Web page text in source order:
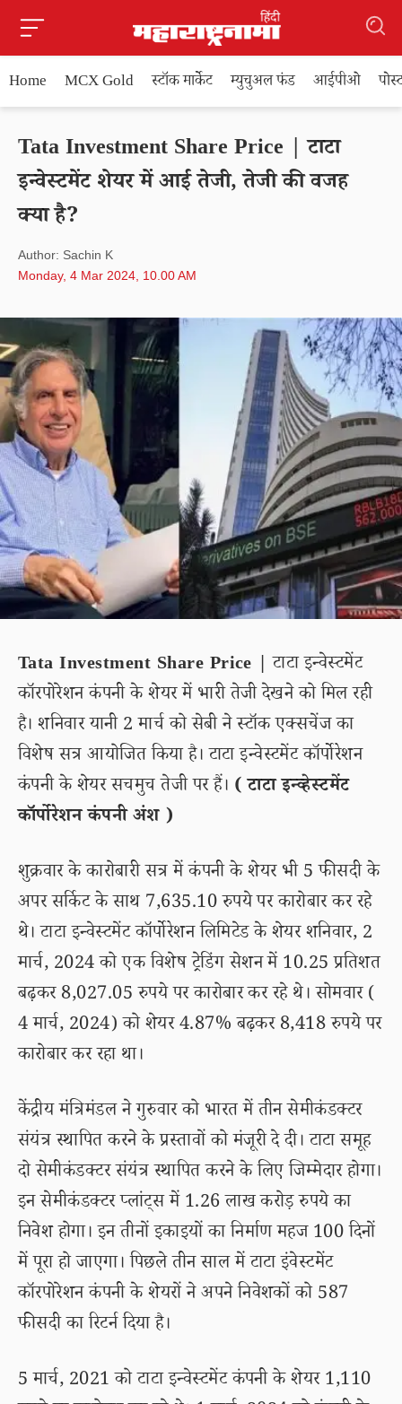
Home MCX Gold स्टॉक मार्केट म्युचुअल फंड आईपीओ
Tata Investment Share Price | टाटा
इन्वेस्टमेंट शेयर में आई तेजी, तेजी की वजह
क्या है?
Author: Sachin K
Monday, 4 Mar 2024, 10.00 AM
Tata Investment Share Price | टाटा इन्वेस्टमेंट
कॉरपोरेशन कंपनी के शेयर में भारी तेजी देखने को मिल रही
है। शनिवार यानी 2 मार्च को सेबी ने स्टॉक एक्सचेंज का
विशेष सत्र आयोजित किया है। टाटा इन्वेस्टमेंट कॉर्पोरेशन
कंपनी के शेयर सचमुच तेजी पर हैं। ( टाटा इन्व्हेस्टमेंट
कॉर्पोरेशन कंपनी अंश )
शुक्रवार के कारोबारी सत्र में कंपनी के शेयर भी 5 फीसदी के
अपर सर्किट के साथ 7,635.10 रुपये पर कारोबार कर रहे
थे। टाटा इन्वेस्टमेंट कॉर्पोरेशन लिमिटेड के शेयर शनिवार, 2
मार्च, 2024 को एक विशेष ट्रेडिंग सेशन में 10.25 प्रतिशत
बढ़कर 8,027.05 रुपये पर कारोबार कर रहे थे। सोमवार (
4 मार्च, 2024) को शेयर 4.87% बढ़कर 8,418 रुपये पर
कारोबार कर रहा था।
केंद्रीय मंत्रिमंडल ने गुरुवार को भारत में तीन सेमीकंडक्टर
संयंत्र स्थापित करने के प्रस्तावों को मंजूरी दे दी। टाटा समूह
दो सेमीकंडक्टर संयंत्र स्थापित करने के लिए जिम्मेदार होगा।
इन सेमीकंडक्टर प्लांट्स में 1.26 लाख करोड़ रुपये का
निवेश होगा। इन तीनों इकाइयों का निर्माण महज 100 दिनों
में पूरा हो जाएगा। पिछले तीन साल में टाटा इंवेस्टमेंट
कॉरपोरेशन कंपनी के शेयरों ने अपने निवेशकों को 587
फीसदी का रिटर्न दिया है।
5 मार्च, 2021 को टाटा इन्वेस्टमेंट कंपनी के शेयर 1,110